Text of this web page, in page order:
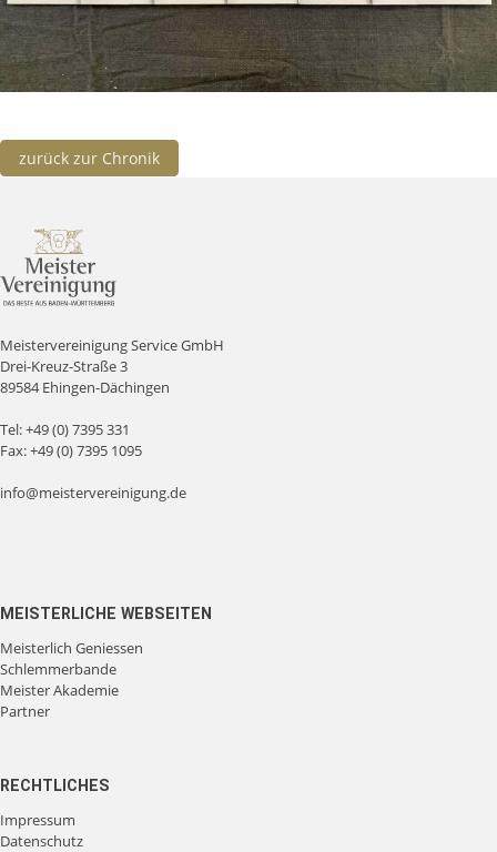
zurück zur Chronik
Meistervereinigung Service GmbH
Drei-Kreuz-Straße 3
89584 Ehingen-Dächingen
Tel:+49 (0) 7395 331
Fax: +49 (0) 7395 1095
info@meistervereinigung.de
MEISTERLICHE WEBSEITEN
Meisterlich Geniessen
Schlemmerbande
Meister Akademie
Partner
RECHTLICHES
Impressum
Datenschutz